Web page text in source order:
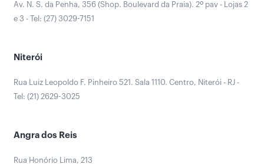
Av. N. S. da Penha, 356 (Shop. Boulevard da Praia). 2º pav - Lojas 2
e 3 - Tel: (27) 3029-7151
Niterói
Rua Luiz Leopoldo F. Pinheiro 521. Sala 1110. Centro, Niterói - RJ -
Tel: (21) 2629-3025
Angra dos Reis
Rua Honório Lima, 213